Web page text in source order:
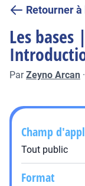
Retourner
Les
ParZeyno Arcan ·
Champ
Tout public
Format